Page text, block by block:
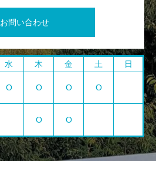
お問い合わせ
水 木 金 土
日
O O O O
O O